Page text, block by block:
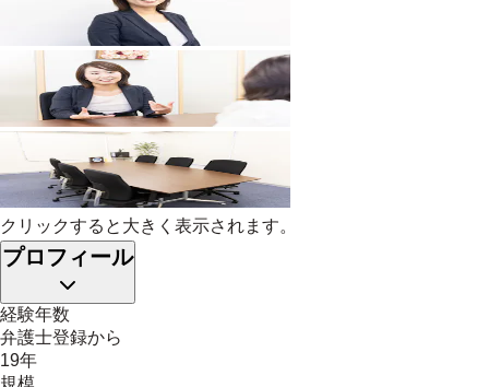
クリックすると大きく表示されます。
プロフィール
経験年数
弁護士登録から
19年
規模